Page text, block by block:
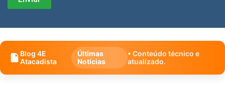
Blog 4E
Atacadista
Últimas
Notícias
• Conteúdo técnico e
atualizado.